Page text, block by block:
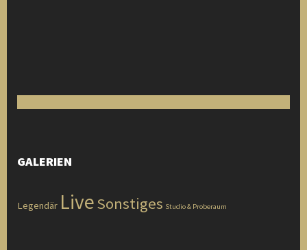
GALERIEN
Legendär LiveSonstiges Studio & Proberaum